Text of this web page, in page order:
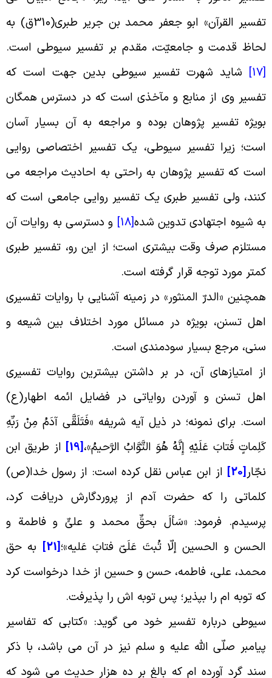
تفسیر القرآن» ابو جعفر محمد بن جریر طبرى(310ق) به
قدمت و جامعیّت، مقدم بر تفسیر سیوطى است.
شاید شهرت تفسیر سیوطى بدین جهت است که
وى از منابع و مآخذى است که در دسترس همگان
تفسیر پژوهان بوده و مراجعه به آن بسیار آسان
زیرا تفسیر سیوطى، یک تفسیر اختصاصى روایى
که تفسیر پژوهان به راحتى به احادیث مراجعه می
ولى تفسیر طبرى یک تفسیر روایى جامعى است که
شیوه اجتهادى تدوین شده[18]
و دسترسى به روایات آن
صرف وقت بیشترى است؛ از این رو، تفسیر طبرى
مورد توجه قرار گرفته است.
«الدرّ المنثور» در زمینه آشنایى با روایات تفسیرى
تسنن، بویژه در مسائل مورد اختلاف بین شیعه و
مرجع بسیار سودمندى است.
امتیازهاى آن، در بر داشتن بیشترین روایات تفسیرى
تسنن و آوردن روایاتى در فضایل ائمه اطهار(ع)
براى نمونه؛ در ذیل آیه شریفه «فَتَلَقَّى آدَمُ مِنْ رَبِّهِ
فَتابَ عَلَیْهِ إِنَّهُ هُوَ التَّوَّابُ الرَّحیمُ»،[19]
از طریق ابن
[20]
از ابن عباس نقل کرده است: از رسول خدا(ص)
را که حضرت آدم از پروردگارش دریافت کرد،
فرمود: «سَألَ بحقِّ محمد و علیٍّ و فاطمة و
و الحسین إلّا تُبتَ عَلَیّ فتابَ عَلیه»؛[21]
به حق
على، فاطمه، حسن و حسین از خدا درخواست کرد
توبه ام را بپذیر؛ پس توبه اش را پذیرفت.
درباره تفسیر خود می گوید: «کتابى که تفاسیر
صلّى اللّه علیه و سلم نیز در آن می باشد، با ذکر
گرد آورده ام که بالغ بر ده هزار حدیث می شود که